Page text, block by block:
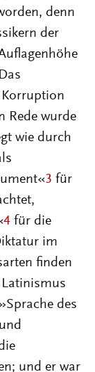
denn
der
Das
Rede wurde
wie durch
3 für
4 für die
im
finden
des
und er war